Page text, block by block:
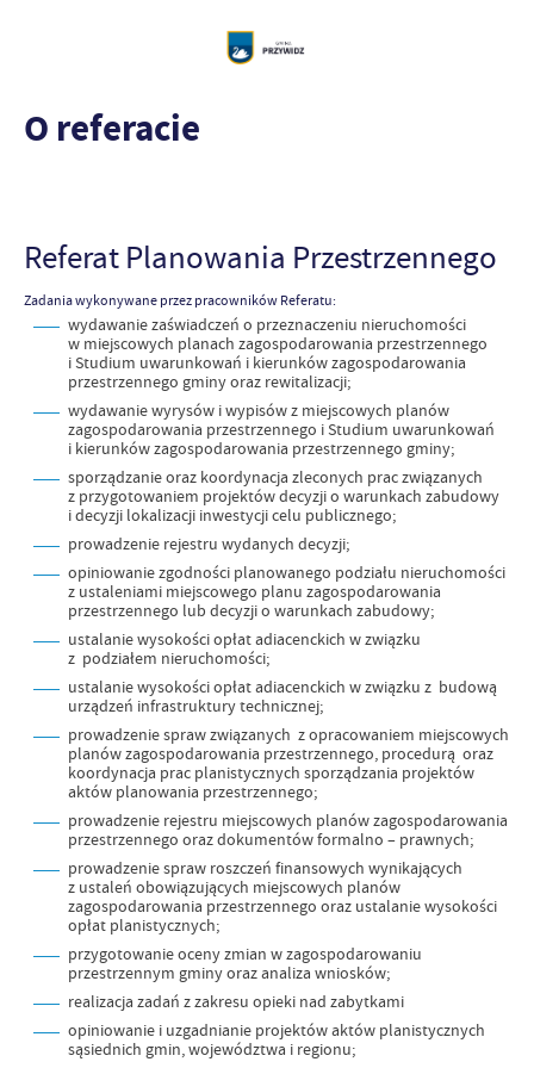
O referacie
Referat Planowania Przestrzennego
Zadania wykonywane przez pracowników Referatu:
wydawanie zaświadczeń o przeznaczeniu nieruchomości
w miejscowych planach zagospodarowania przestrzennego
i Studium uwarunkowań i kierunków zagospodarowania
przestrzennego gminy oraz rewitalizacji;
wydawanie wyrysów i wypisów z miejscowych planów
zagospodarowania przestrzennego i Studium uwarunkowań
i kierunków zagospodarowania przestrzennego gminy;
sporządzanie oraz koordynacja zleconych prac związanych
z przygotowaniem projektów decyzji o warunkach zabudowy
i decyzji lokalizacji inwestycji celu publicznego;
prowadzenie rejestru wydanych decyzji;
opiniowanie zgodności planowanego podziału nieruchomości
z ustaleniami miejscowego planu zagospodarowania
przestrzennego lub decyzji o warunkach zabudowy;
ustalanie wysokości opłat adiacenckich w związku
z podziałem nieruchomości;
ustalanie wysokości opłat adiacenckich w związku z budową
urządzeń infrastruktury technicznej;
prowadzenie spraw związanych z opracowaniem miejscowych
planów zagospodarowania przestrzennego, procedurą oraz
koordynacja prac planistycznych sporządzania projektów
aktów planowania przestrzennego;
prowadzenie rejestru miejscowych planów zagospodarowania
przestrzennego oraz dokumentów formalno – prawnych;
prowadzenie spraw roszczeń finansowych wynikających
z ustaleń obowiązujących miejscowych planów
zagospodarowania przestrzennego oraz ustalanie wysokości
opłat planistycznych;
przygotowanie oceny zmian w zagospodarowaniu
przestrzennym gminy oraz analiza wniosków;
realizacja zadań z zakresu opieki nad zabytkami
opiniowanie i uzgadnianie projektów aktów planistycznych
sąsiednich gmin, województwa i regionu;